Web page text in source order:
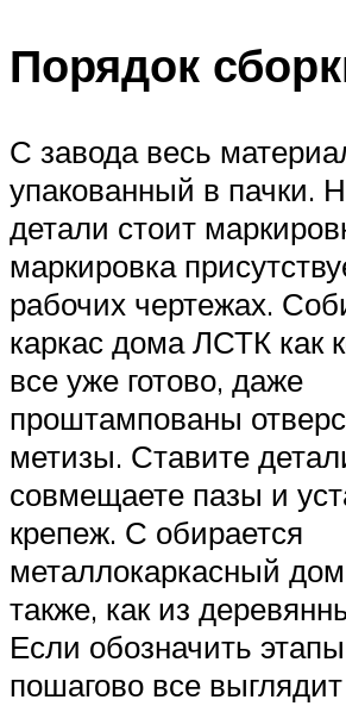
Порядок
С завода весь
упакованный в пачки.
детали стоит
маркировка
рабочих чертежах.
каркас дома ЛСТК как
все уже готово, даже
проштампованы
метизы. Ставите
совмещаете пазы и
крепеж. С обирается
металлокаркасный
также, как из
Если обозначить этапы
пошагово все выглядит